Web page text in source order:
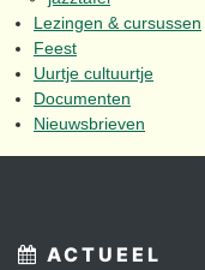
Lezingen & cursussen
Feest
Uurtje cultuurtje
Documenten
Nieuwsbrieven
ACTUEEL